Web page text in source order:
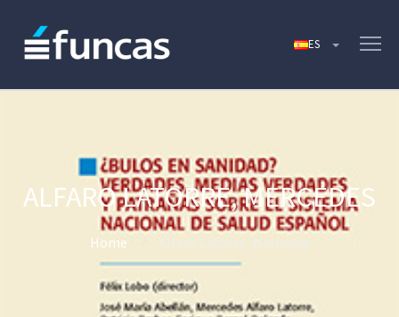
ALFARO LATORRE, MERCEDES
Home Alfaro Latorre, Mercedes